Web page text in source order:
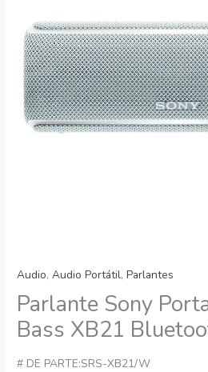
Audio,Audio Portátil,Parlantes
Parlante Sony
Bass XB21
# DE PARTE:SRS-XB21/W